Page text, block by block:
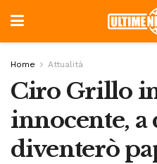
Home Attualità
Ciro Grillo
innocente,
diventerò